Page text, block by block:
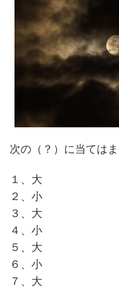
次の（？）に当ては
１、大
２、小
３、大
４、小
５、大
６、小
７、大